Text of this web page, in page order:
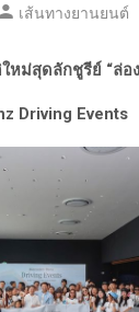
เส้นทางยานยนต์
หม่สุดลักชูรีย์ “ล่อ
Driving Events